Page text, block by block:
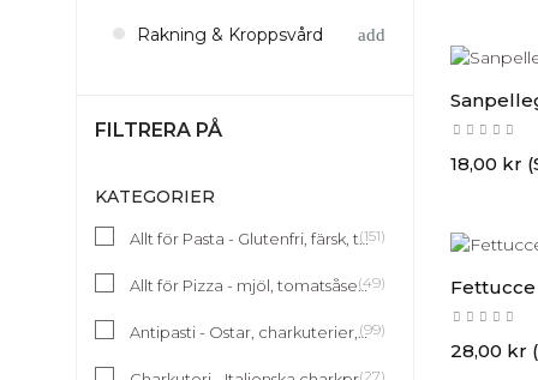
Rakning & Kroppsvård
FILTRERA PÅ
KATEGORIER
Allt för Pasta - Glutenfri, färsk, torkad pasta & pastamjöl
(151)
Allt för Pizza - mjöl, tomatsåser, topping och ostar
(49)
Antipasti - Ostar, charkuterier, kex & inlagda grönsaker(99)
(27)
Pris
18,00 kr
Fettucce
Pris
28,00 kr